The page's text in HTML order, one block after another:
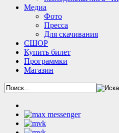
Медиа
Фото
Пресса
Для скачивания
СШОР
Купить билет
Программки
Магазин